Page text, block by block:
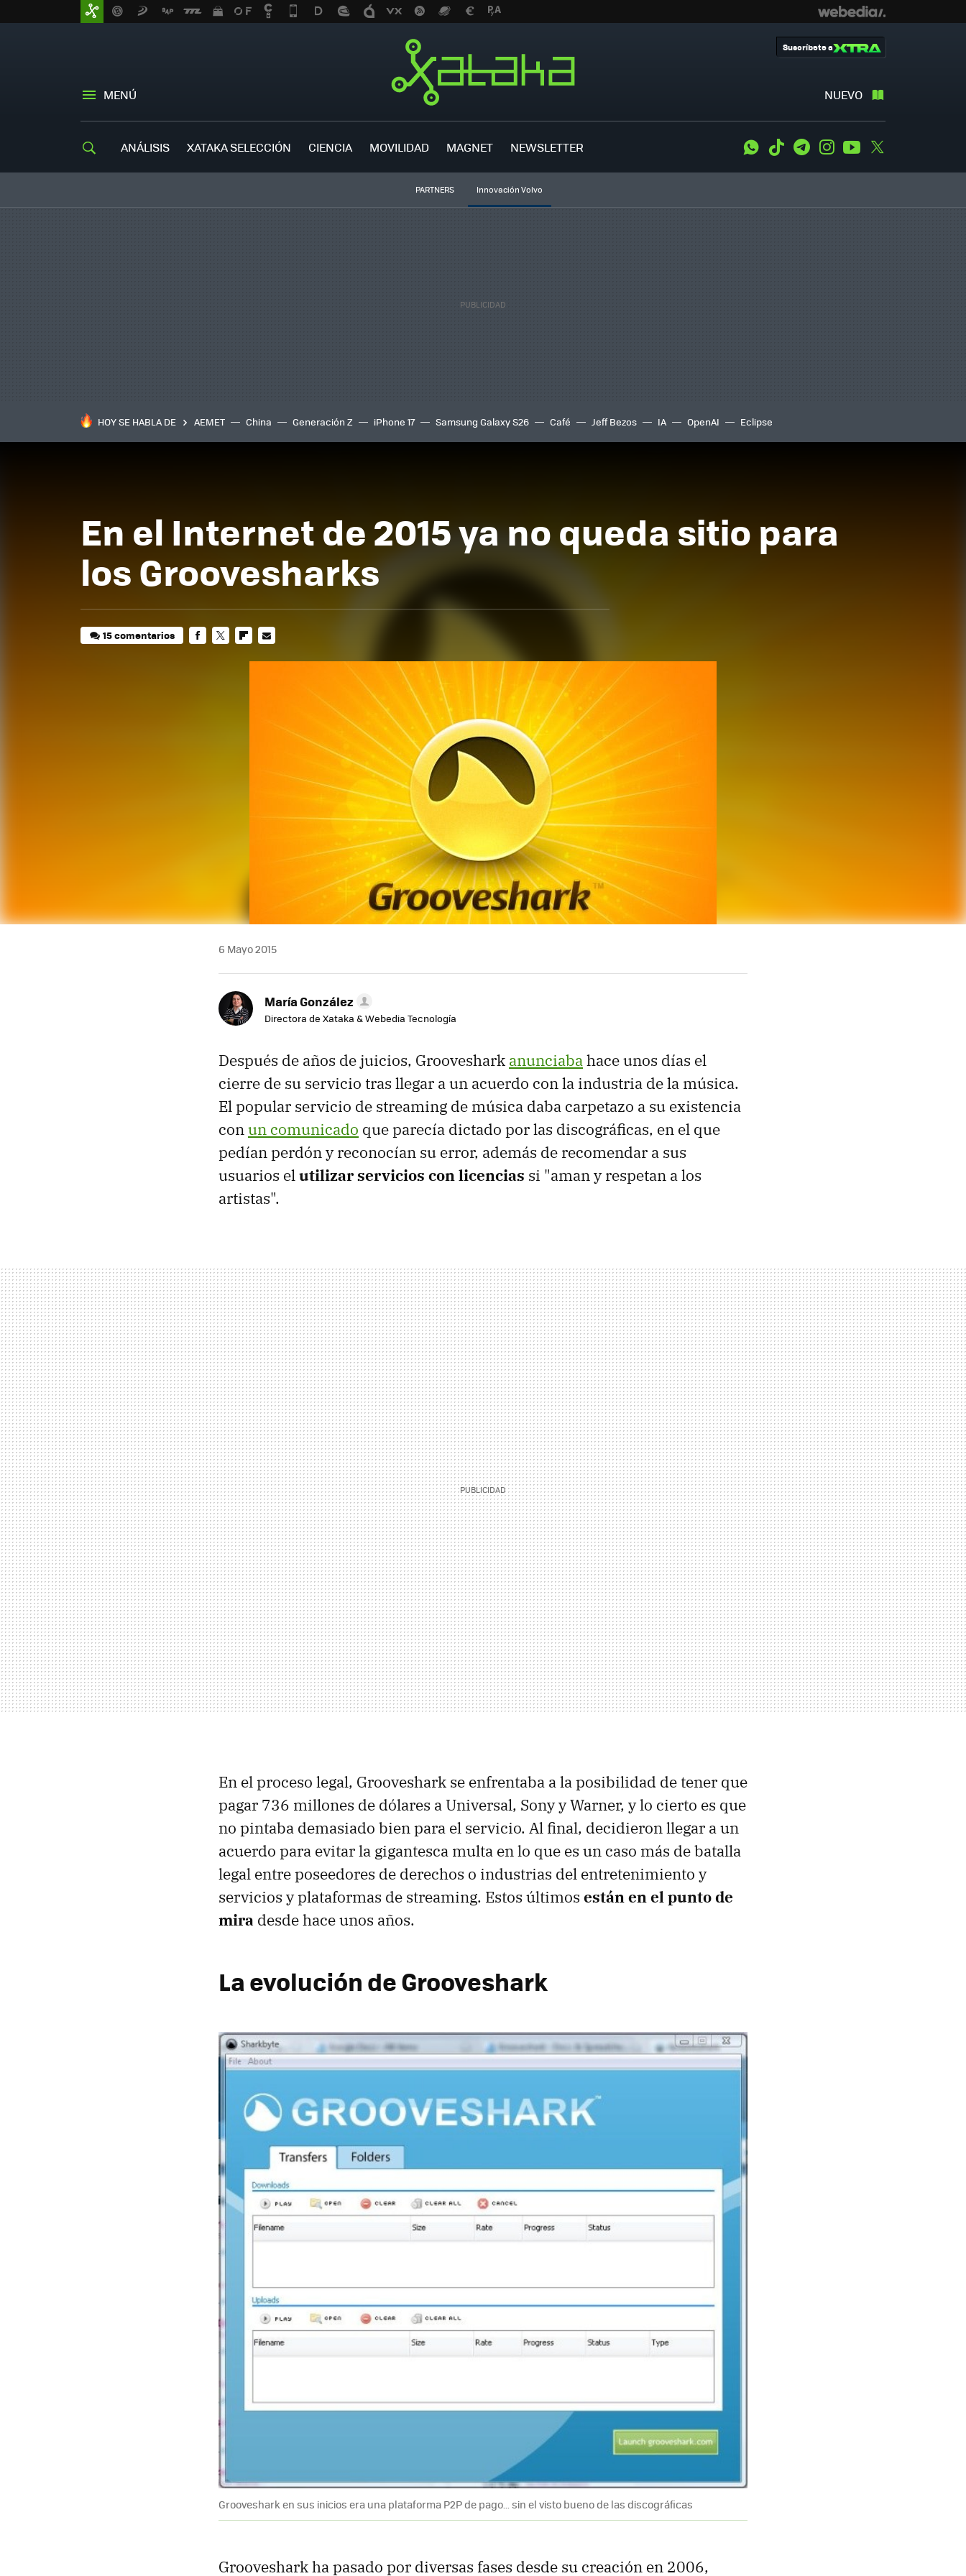
MENÚ NUEVO
Suscríbete a
ANÁLISIS XATAKA SELECCIÓN CIENCIA MOVILIDAD MAGNET NEWSLETTER WhatsApp
Tiktok TelegramInstagramYoutube
PARTNERS Innovación Volvo
HOY SE HABLA DE AEMET China Generación Z iPhone 17 Samsung Galaxy S26 Café Jeff Bezos IA OpenAI Eclipse
En el Internet de 2015 ya no queda sitio para
los Groovesharks
15 comentarios
6 Mayo 2015
María González
Directora de Xataka & Webedia Tecnología
Después de años de juicios, Grooveshark anunciabahace unos días el
cierre de su servicio tras llegar a un acuerdo con la industria de la música.
El popular servicio de streaming de música daba carpetazo a su existencia
conun comunicado que parecía dictado por las discográficas, en el que
pedían perdón y reconocían su error, además de recomendar a sus
usuarios elutilizar servicios con licencias si "aman y respetan a los
artistas".
En el proceso legal, Grooveshark se enfrentaba a la posibilidad de tener que
pagar 736 millones de dólares a Universal, Sony y Warner, y lo cierto es que
no pintaba demasiado bien para el servicio. Al final, decidieron llegar a un
acuerdo para evitar la gigantesca multa en lo que es un caso más de batalla
legal entre poseedores de derechos o industrias del entretenimiento y
servicios y plataformas de streaming. Estos últimos están en el punto de
mira desde hace unos años.
La evolución de Grooveshark
Grooveshark en sus inicios era una plataforma P2P de pago... sin el visto bueno de las discográficas
Grooveshark ha pasado por diversas fases desde su creación en 2006,